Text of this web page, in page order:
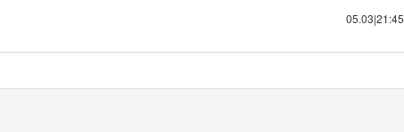
05.03|21:45